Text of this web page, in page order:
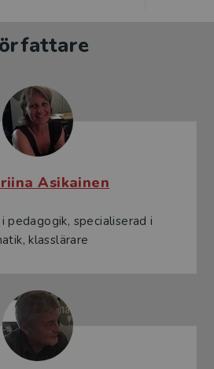
Asikainen
pedagogik, specialiserad i
klasslärare